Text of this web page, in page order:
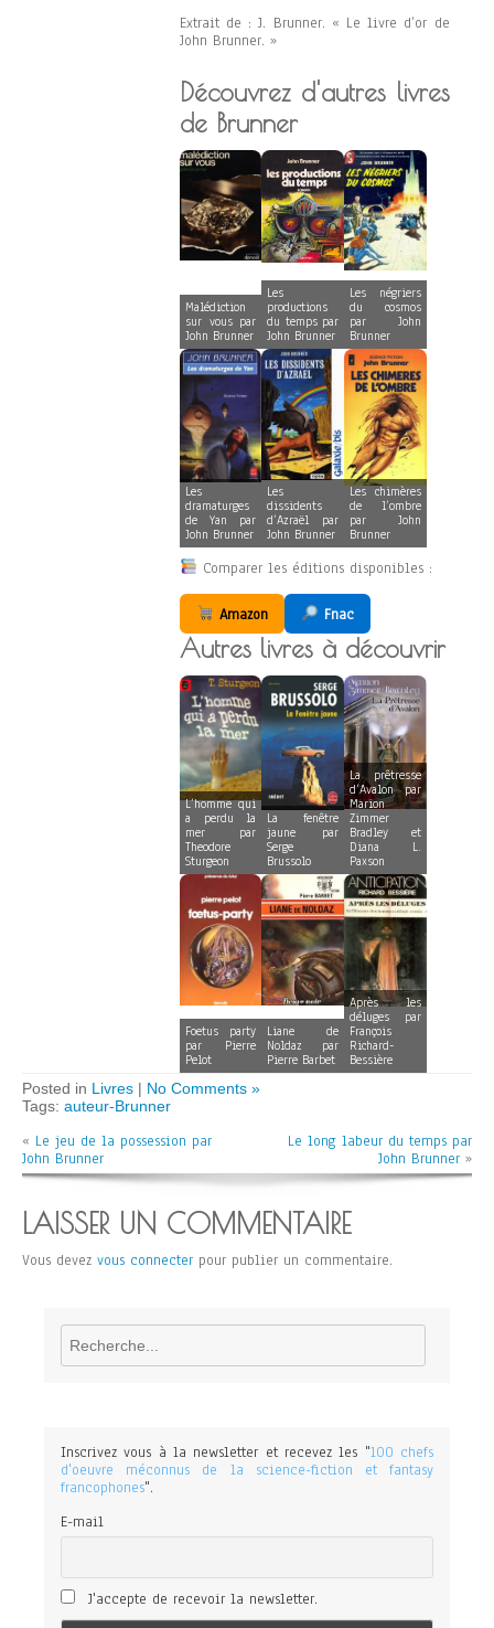
Extrait de : J. Brunner. « Le livre d’or de
John Brunner. »
Découvrez d'autres livres
de Brunner
Malédiction
sur vous par
John Brunner
Les
productions
du temps par
John Brunner
Les négriers
du cosmos
par John
Brunner
Les
dramaturges
de Yan par
John Brunner
Les
dissidents
d’Azraël par
John Brunner
Les chimères
de l’ombre
par John
Brunner
Comparer les éditions disponibles :
Amazon Fnac
Autres livres à découvrir
L’homme qui
a perdu la
mer par
Theodore
Sturgeon
La fenêtre
jaune par
Serge
Brussolo
La prêtresse
d’Avalon par
Marion
Zimmer
Bradley et
Diana L.
Paxson
Foetus party
par Pierre
Pelot
Liane de
Noldaz par
Pierre Barbet
Après les
déluges par
François
Richard-
Bessière
Posted in Livres | No Comments »
Tags: auteur-Brunner
« Le jeu de la possession par
John Brunner
Le long labeur du temps par
John Brunner »
LAISSER UN COMMENTAIRE
Vous devez vous connecter pour publier un commentaire.
Rechercher
Inscrivez vous à la newsletter et recevez les "100 chefs
d'oeuvre méconnus de la science-fiction et fantasy
francophones".
E-mail
J'accepte de recevoir la newsletter.